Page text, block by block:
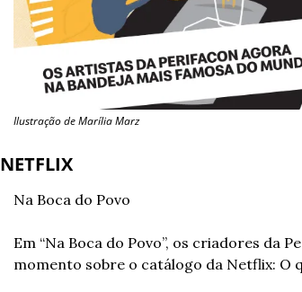
Ilustração de Marília Marz
NETFLIX
Na Boca do Povo
Em “Na Boca do Povo”, os criadores da
momento sobre o catálogo da Netflix: O